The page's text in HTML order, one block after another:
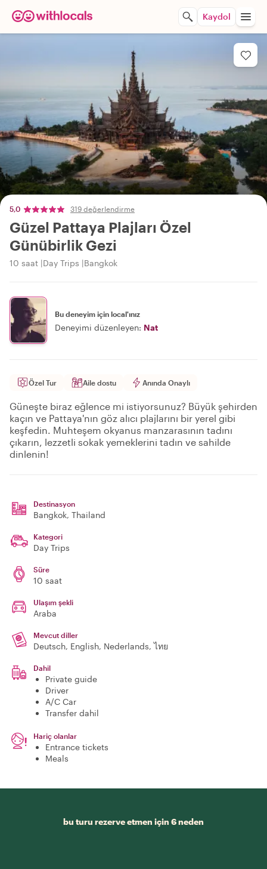
Kaydol
5,0 319 değerlendirme
Güzel Pattaya Plajları Özel
Günübirlik Gezi
10 saat Day Trips Bangkok
Bu deneyim için local'ınız
Deneyimi düzenleyen: Nat
Özel Tur Aile dostu Anında Onaylı
Güneşte biraz eğlence mi istiyorsunuz? Büyük şehirden
kaçın ve Pattaya'nın göz alıcı plajlarını bir yerel gibi
keşfedin. Muhteşem okyanus manzarasının tadını
çıkarın, lezzetli sokak yemeklerini tadın ve sahilde
dinlenin!
Destinasyon
Bangkok, Thailand
Kategori
Day Trips
Süre
10 saat
Ulaşım şekli
Araba
Mevcut diller
Deutsch, English, Nederlands, ไทย
Dahil
Private guide
Driver
A/C Car
Transfer dahil
Hariç olanlar
Entrance tickets
Meals
bu turu rezerve etmen için 6 neden